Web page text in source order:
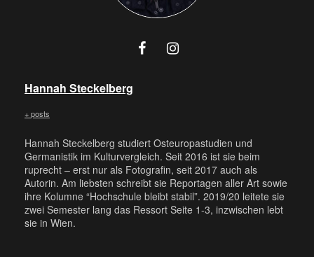
Hannah Steckelberg
+ posts
Hannah Steckelberg studiert Osteuropastudien und
Germanistik im Kulturvergleich. Seit 2016 ist sie beim
ruprecht – erst nur als Fotografin, seit 2017 auch als
Autorin. Am liebsten schreibt sie Reportagen aller Art sowie
ihre Kolumne “Hochschule bleibt stabil”. 2019/20 leitete sie
zwei Semester lang das Ressort Seite 1-3, inzwischen lebt
sie in Wien.